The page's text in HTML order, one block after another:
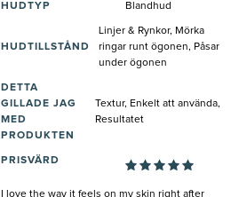
HUDTYP Blandhud
HUDTILLSTÅND
Linjer & Rynkor, Mörka
ringar runt ögonen, Påsar
under ögonen
DETTA
GILLADE JAG
MED
PRODUKTEN
Textur, Enkelt att använda,
Resultatet
PRISVÄRD
I love the way it feels on my skin right after